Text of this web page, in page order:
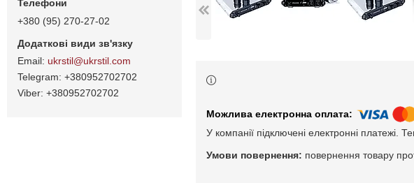
У компанії підключені електронні платежі.
повернення товару
+380 (95) 270-27-02
ukrstil@ukrstil.com
+380952702702
+380952702702